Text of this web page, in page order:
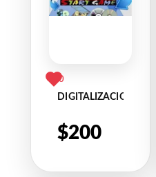
0
DIGITALIZACIONES
$200